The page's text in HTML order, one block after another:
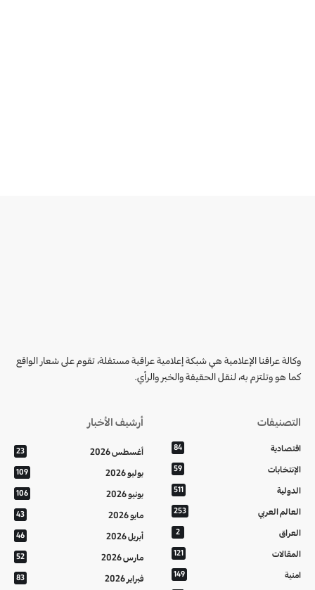
وكالة عراقنا الإعلامية هي شبكة إعلامية عراقية مستقلة، تقوم على شعار الواقع
كما هو وتلتزم به، لنقل الحقيقة والخبر والرأي.
التصنيفات
اقتصادية 84
الإنتخابات 59
الدولية 511
العالم العربي 253
العراق 2
المقالات 121
امنية 149
أرشيف الأخبار
أغسطس 2026 23
يوليو 2026 109
يونيو 2026 106
مايو 2026 43
أبريل 2026 46
مارس 2026 52
فبراير 2026 83